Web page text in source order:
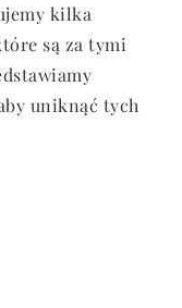
kilka
są za tymi
uniknąć tych